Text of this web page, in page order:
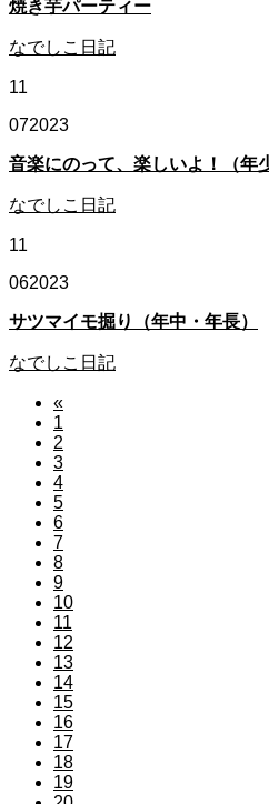
焼き芋パーティー
なでしこ日記
11
072023
音楽にのって、楽しいよ！（年
なでしこ日記
11
062023
サツマイモ掘り（年中・年長）
なでしこ日記
«
1
2
3
4
5
6
7
8
9
10
11
12
13
14
15
16
17
18
19